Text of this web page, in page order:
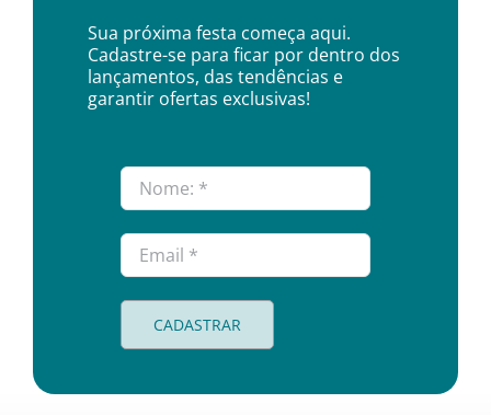
Sua próxima festa começa aqui.
Cadastre-se para ficar por dentro dos
lançamentos, das tendências e
garantir ofertas exclusivas!
CADASTRAR